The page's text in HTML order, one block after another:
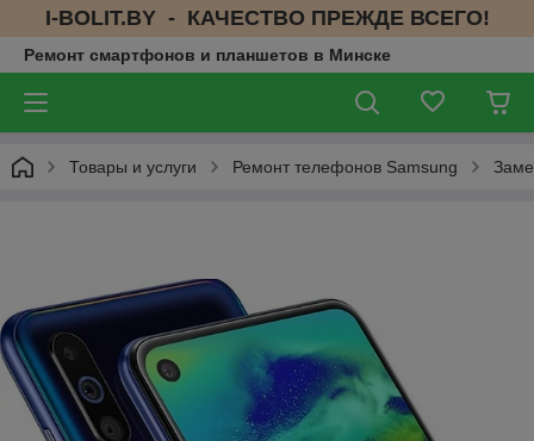
I-BOLIT.BY - КАЧЕСТВО ПРЕЖДЕ ВСЕГО!
Ремонт смартфонов и планшетов в Минске
Товары и услуги Ремонт телефонов Samsung